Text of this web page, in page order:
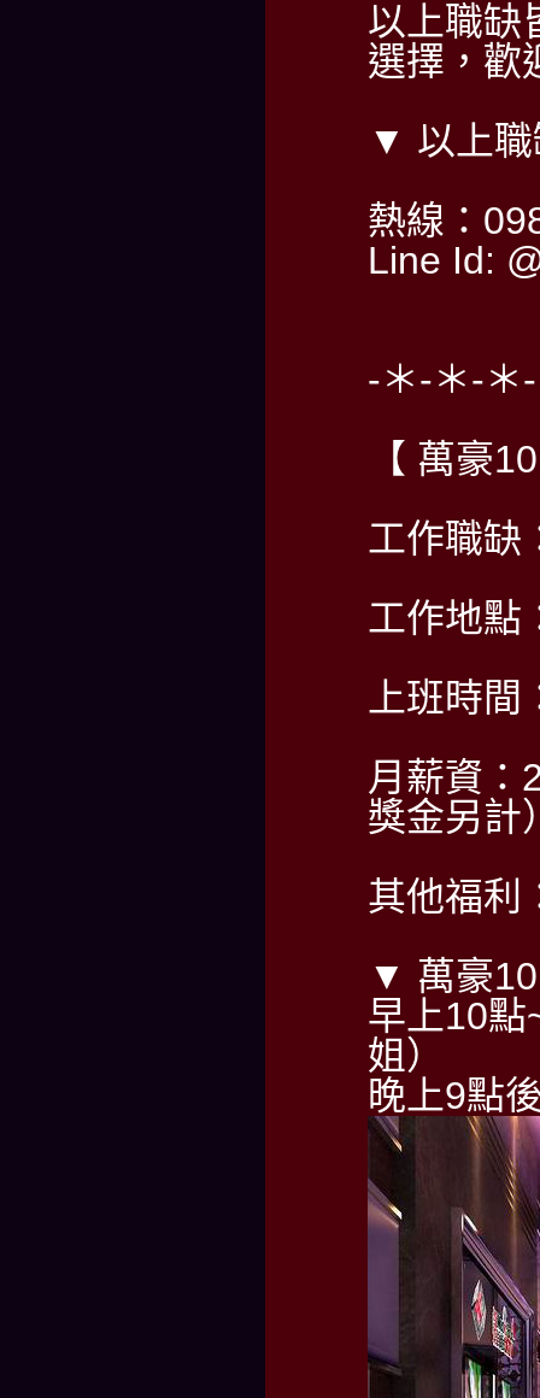
以上職缺
選擇，歡
▼ 以上職
熱線：
Line Id:
-＊-＊-＊
【 萬豪
工作職缺
工作地點
上班時
月薪資：
獎金另計
其他福利
▼ 萬豪
早上10點
姐）
晚上9點